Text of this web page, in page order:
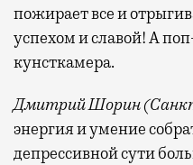
пожирает все и
успехом и славой! А
кунсткамера.
Дмитрий Шорин
энергия и умение
депрессивной сути